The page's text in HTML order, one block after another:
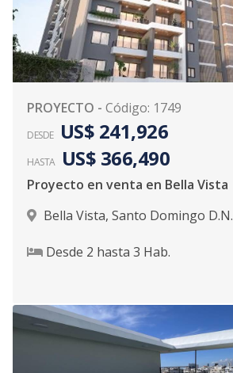
PROYECTO - Código: 1749
DESDE US$ 241,926
HASTA US$ 366,490
Proyecto en venta en Bella Vista
Bella Vista, Santo Domingo D.N.
Desde 2 hasta 3 Hab.